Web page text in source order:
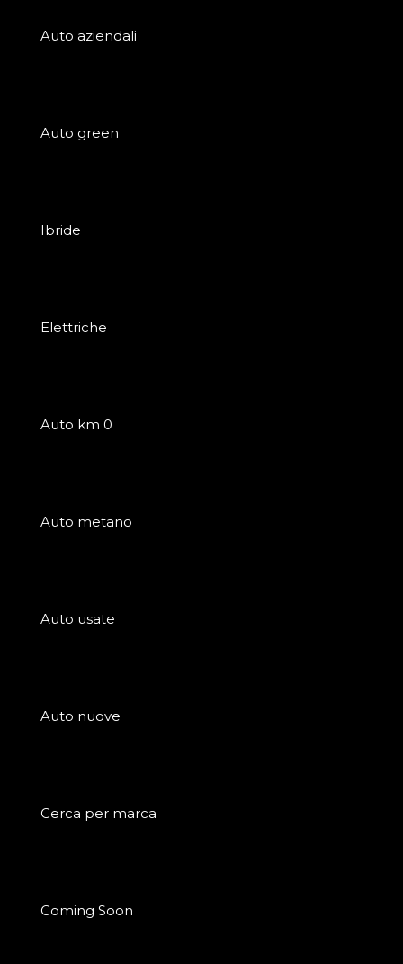
Auto aziendali
Auto green
Ibride
Elettriche
Auto km 0
Auto metano
Auto usate
Auto nuove
Cerca per marca
Coming Soon